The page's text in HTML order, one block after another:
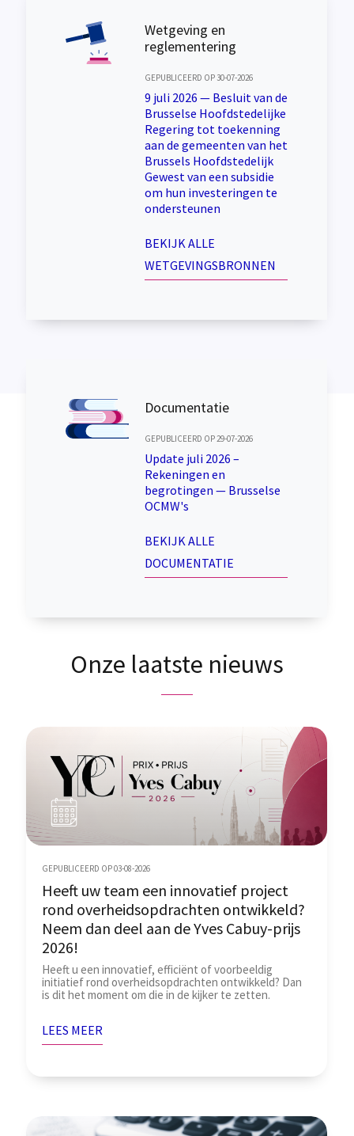
Wetgeving en
reglementering
GEPUBLICEERD OP 30-07-2026
9 juli 2026 — Besluit van de
Brusselse Hoofdstedelijke
Regering tot toekenning
aan de gemeenten van het
Brussels Hoofdstedelijk
Gewest van een subsidie
om hun investeringen te
ondersteunen
BEKIJK ALLE
WETGEVINGSBRONNEN
Documentatie
GEPUBLICEERD OP 29-07-2026
Update juli 2026 –
Rekeningen en
begrotingen — Brusselse
OCMW's
BEKIJK ALLE
DOCUMENTATIE
Onze laatste nieuws
Heeft uw team een innovatief project
rond overheidsopdrachten ontwikkeld?
Neem dan deel aan de Yves Cabuy-prijs
2026!
GEPUBLICEERD OP 03-08-2026
Heeft u een innovatief, efficiënt of voorbeeldig
initiatief rond overheidsopdrachten ontwikkeld? Dan
is dit het moment om die in de kijker te zetten.
LEES MEER